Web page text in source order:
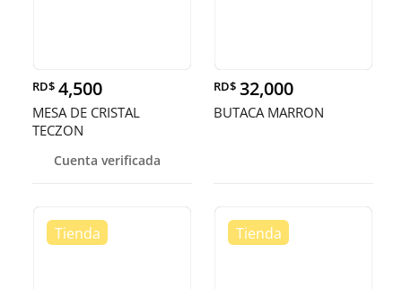
RD$ 4,500
MESA DE CRISTAL
TECZON
Cuenta verificada
RD$ 32,000
BUTACA MARRON